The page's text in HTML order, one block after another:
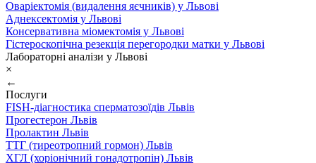
Оваріектомія (видалення яєчників) у Львові
Аднексектомія у Львові
Консервативна міомектомія у Львові
Гістероскопічна резекція перегородки матки у Львові
Лабораторні аналізи у Львові
×
←
Послуги
FISH-діагностика сперматозоїдів Львів
Прогестерон Львів
Пролактин Львів
ТТГ (тиреотропний гормон) Львів
ХГЛ (хоріонічний гонадотропін) Львів